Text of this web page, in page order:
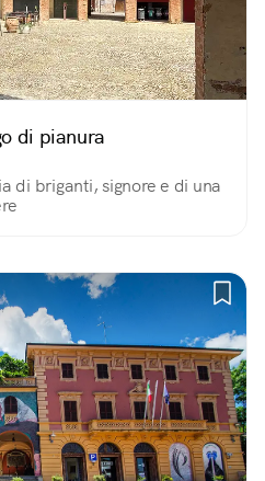
di pianura
di briganti, signore e di una